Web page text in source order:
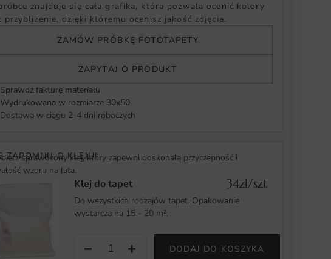
znajduje się cała grafika, która pozwala ocenić kolory
przybliżenie, dzięki któremu ocenisz jakość zdjęcia.
ZAMÓW PRÓBKĘ FOTOTAPETY
ZAPYTAJ O PRODUKT
Sprawdź fakturę materiału
Wydrukowana w rozmiarze 30x50
Dostawa w ciągu 2-4 dni roboczych
ZAPOMNIJ O KLEJU!
sprawdzony klej, który zapewni doskonałą przyczepność i
wzoru na lata.
Klej do tapet 34zł/szt
Do wszystkich rodzajów tapet. Opakowanie
wystarcza na 15 - 20 m².
− + DODAJ DO KOSZYKA